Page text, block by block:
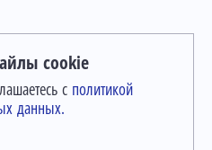
cookie
с политикой
данных.